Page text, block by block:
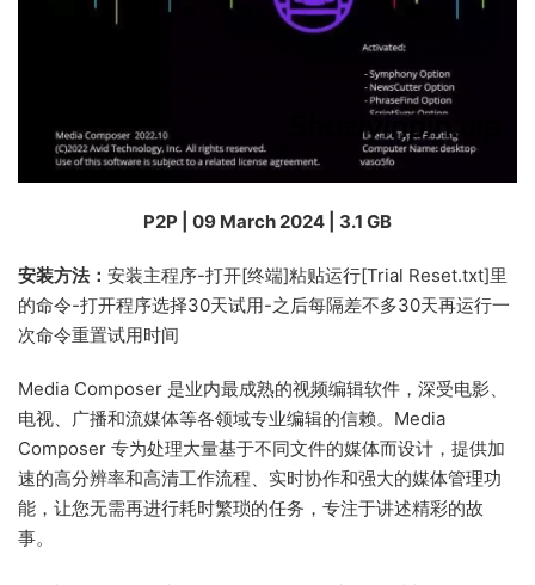
P2P | 09 March 2024 | 3.1 GB
安装方法： 安装主程序-打开[终端]粘贴运行[Trial Reset.txt]里
的命令-打开程序选择30天试用-之后每隔差不多30天再运行一
次命令重置试用时间
Media Composer 是业内最成熟的视频编辑软件，深受电影、
电视、广播和流媒体等各领域专业编辑的信赖。Media
Composer 专为处理大量基于不同文件的媒体而设计，提供加
速的高分辨率和高清工作流程、实时协作和强大的媒体管理功
能，让您无需再进行耗时繁琐的任务，专注于讲述精彩的故
事。